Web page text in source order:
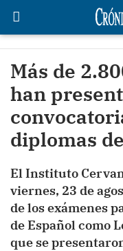
Más de
han
diplomas
El Instituto
viernes, 23 de
de los exámenes
de Español como
que se